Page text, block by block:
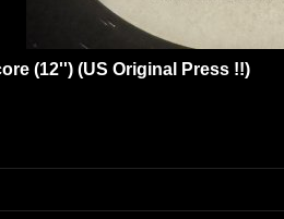
(12'') (US Original Press !!)